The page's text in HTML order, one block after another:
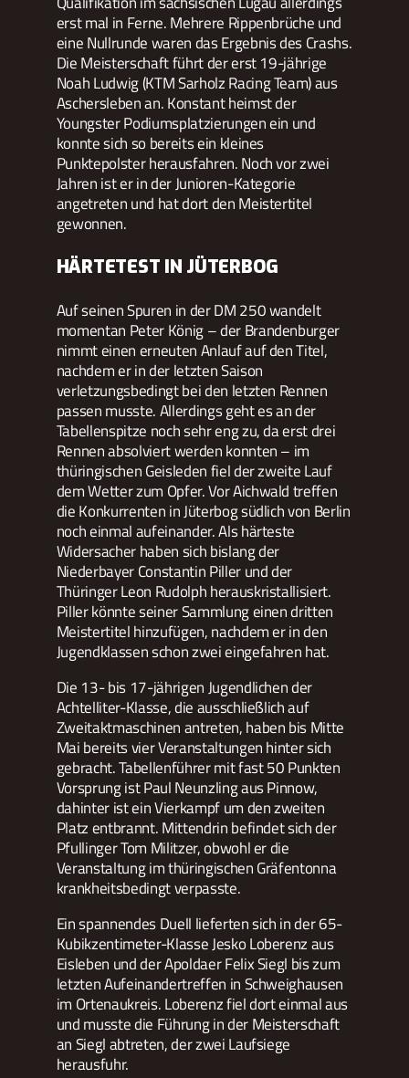
erst mal in Ferne. Mehrere Rippenbrüche und
eine Nullrunde waren das Ergebnis des Crashs.
Die Meisterschaft führt der erst 19-jährige
Noah Ludwig (KTM Sarholz Racing Team) aus
Aschersleben an. Konstant heimst der
Youngster Podiumsplatzierungen ein und
konnte sich so bereits ein kleines
Punktepolster herausfahren. Noch vor zwei
Jahren ist er in der Junioren-Kategorie
angetreten und hat dort den Meistertitel
gewonnen.
HÄRTETEST IN JÜTERBOG
Auf seinen Spuren in der DM 250 wandelt
momentan Peter König – der Brandenburger
nimmt einen erneuten Anlauf auf den Titel,
nachdem er in der letzten Saison
verletzungsbedingt bei den letzten Rennen
passen musste. Allerdings geht es an der
Tabellenspitze noch sehr eng zu, da erst drei
Rennen absolviert werden konnten – im
thüringischen Geisleden fiel der zweite Lauf
dem Wetter zum Opfer. Vor Aichwald treffen
die Konkurrenten in Jüterbog südlich von Berlin
noch einmal aufeinander. Als härteste
Widersacher haben sich bislang der
Niederbayer Constantin Piller und der
Thüringer Leon Rudolph herauskristallisiert.
Piller könnte seiner Sammlung einen dritten
Meistertitel hinzufügen, nachdem er in den
Jugendklassen schon zwei eingefahren hat.
Die 13- bis 17-jährigen Jugendlichen der
Achtelliter-Klasse, die ausschließlich auf
Zweitaktmaschinen antreten, haben bis Mitte
Mai bereits vier Veranstaltungen hinter sich
gebracht. Tabellenführer mit fast 50 Punkten
Vorsprung ist Paul Neunzling aus Pinnow,
dahinter ist ein Vierkampf um den zweiten
Platz entbrannt. Mittendrin befindet sich der
Pfullinger Tom Militzer, obwohl er die
Veranstaltung im thüringischen Gräfentonna
krankheitsbedingt verpasste.
Ein spannendes Duell lieferten sich in der 65-
Kubikzentimeter-Klasse Jesko Loberenz aus
Eisleben und der Apoldaer Felix Siegl bis zum
letzten Aufeinandertreffen in Schweighausen
im Ortenaukreis. Loberenz fiel dort einmal aus
und musste die Führung in der Meisterschaft
an Siegl abtreten, der zwei Laufsiege
herausfuhr.